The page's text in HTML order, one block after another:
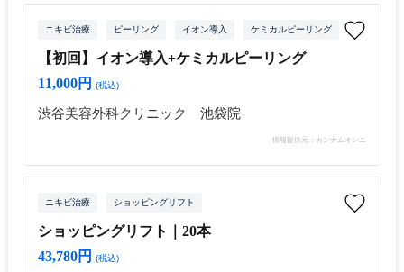
ニキビ治療 ピーリング イオン導入 ケミカルピーリング
【初回】イオン導入+ケミカルピーリング
11,000円
(税込)
渋谷美容外科クリニック 池袋院
情報提供元：カンナムオンニ
ニキビ治療 ショッピングリフト
ショッピングリフト｜20本
43,780円
(税込)